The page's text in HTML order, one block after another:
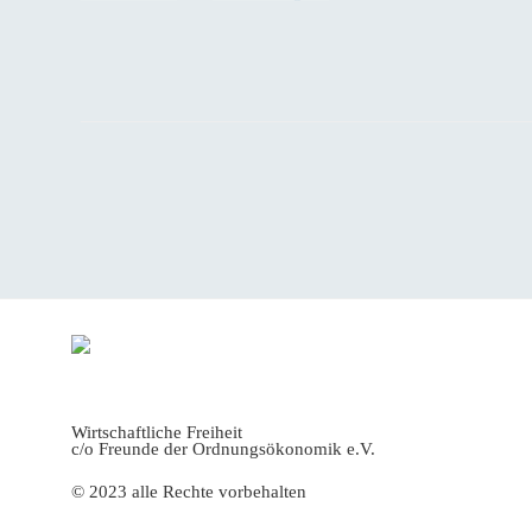
Wirtschaftliche Freiheit
c/o Freunde der Ordnungsökonomik e.V.
© 2023 alle Rechte vorbehalten